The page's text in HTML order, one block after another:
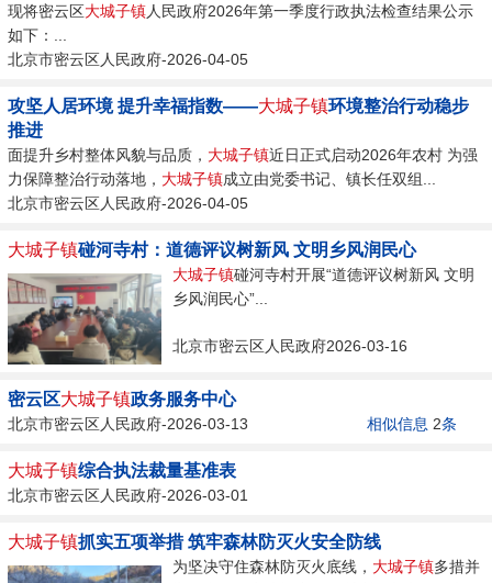
现将密云区大城子镇人民政府2026年第一季度行政执法检查结果公示
如下：...
北京市密云区人民政府-2026-04-05
攻坚人居环境 提升幸福指数——大城子镇环境整治行动稳步
推进
面提升乡村整体风貌与品质， 大城子镇近日正式启动2026年农村 为强
力保障整治行动落地， 大城子镇成立由党委书记、镇长任双组...
北京市密云区人民政府-2026-04-05
大城子镇碰河寺村：道德评议树新风 文明乡风润民心
大城子镇碰河寺村开展“道德评议树新风 文明
乡风润民心”...
北京市密云区人民政府2026-03-16
密云区大城子镇政务服务中心
北京市密云区人民政府-2026-03-13 相似信息 2条
大城子镇综合执法裁量基准表
北京市密云区人民政府-2026-03-01
大城子镇抓实五项举措 筑牢森林防灭火安全防线
为坚决守住森林防灭火底线， 大城子镇多措并